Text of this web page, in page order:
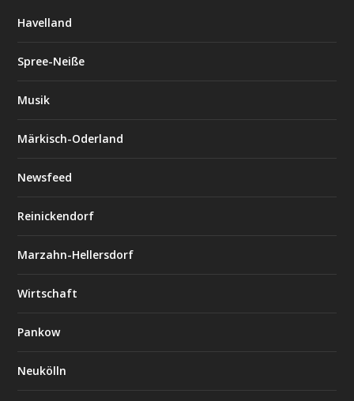
Havelland
Spree-Neiße
Musik
Märkisch-Oderland
Newsfeed
Reinickendorf
Marzahn-Hellersdorf
Wirtschaft
Pankow
Neukölln